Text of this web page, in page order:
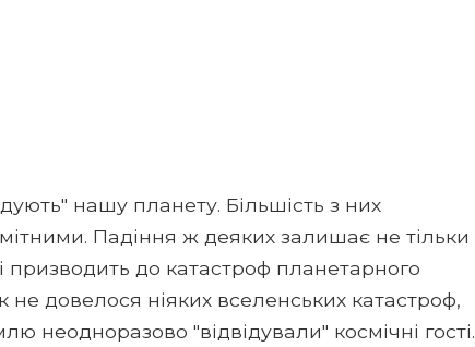
нашу планету. Більшість з них
Падіння ж деяких залишає не тільки
призводить до катастроф планетарного
довелося ніяких вселенських катастроф,
неодноразово "відвідували" космічні гості.